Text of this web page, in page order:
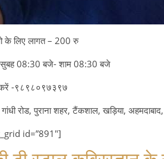
के लिए लागत – 200 रु
08:30 बजे- शाम 08:30 बजे
-९८९८०९७३९७
गांधी रोड, पुराना शहर, टैंकशाल, खड़िया,
id=”891″]